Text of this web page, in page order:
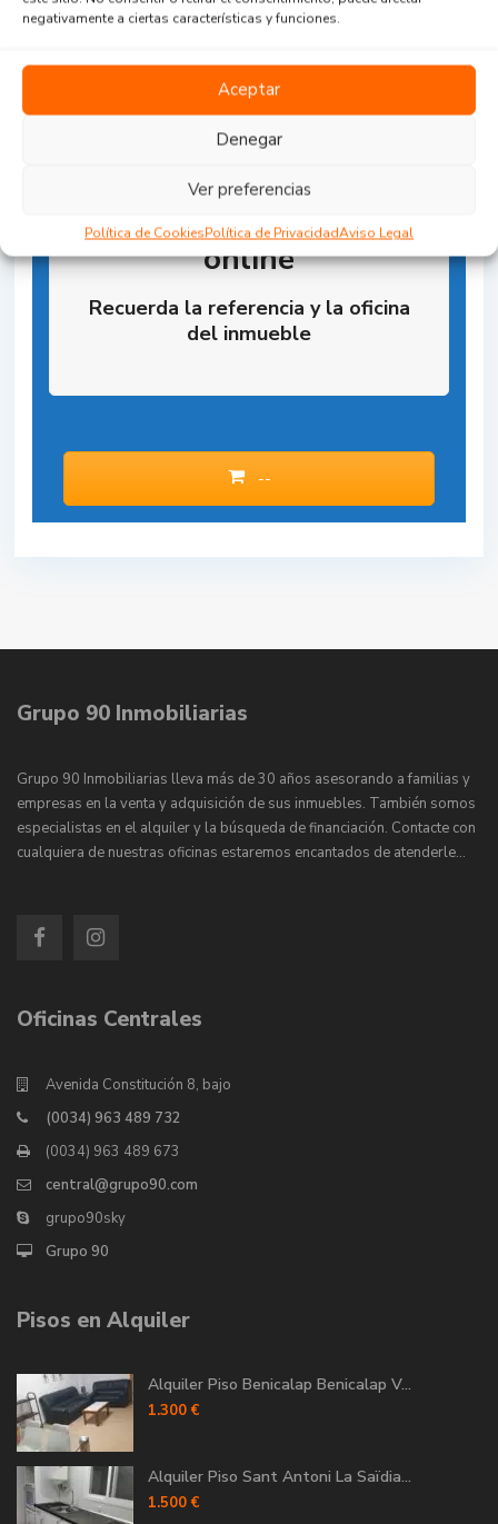
negativamente a ciertas características y funciones.
Aceptar
Denegar
Ver preferencias
Política de CookiesPolítica de PrivacidadAviso Legal
Reserva la Propiedad
online
Recuerda la referencia y la oficina
del inmueble
--
Grupo 90 Inmobiliarias
Grupo 90 Inmobiliarias lleva más de 30 años asesorando a familias y
empresas en la venta y adquisición de sus inmuebles. También somos
especialistas en el alquiler y la búsqueda de financiación. Contacte con
cualquiera de nuestras oficinas estaremos encantados de atenderle…
Oficinas Centrales
Avenida Constitución 8, bajo
(0034) 963 489 732
(0034) 963 489 673
central@grupo90.com
grupo90sky
Grupo 90
Pisos en Alquiler
Alquiler Piso Benicalap Benicalap V...
1.300 €
Alquiler Piso Sant Antoni La Saïdia...
1.500 €